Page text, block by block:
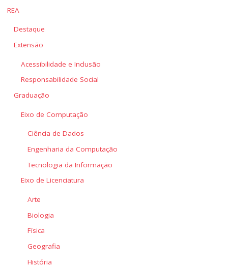
REA
Destaque
Extensão
Acessibilidade e Inclusão
Responsabilidade Social
Graduação
Eixo de Computação
Ciência de Dados
Engenharia da Computação
Tecnologia da Informação
Eixo de Licenciatura
Arte
Biologia
Física
Geografia
História